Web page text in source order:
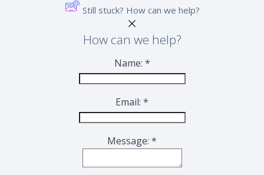
Still stuck? How can we help?
How can we help?
Name: *
Email: *
Message: *